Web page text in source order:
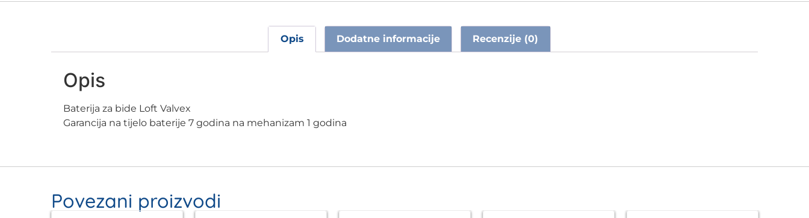
Opis Dodatne informacije Recenzije (0)
Opis
Baterija za bide Loft Valvex
Garancija na tijelo baterije 7 godina na mehanizam 1 godina
Povezani proizvodi